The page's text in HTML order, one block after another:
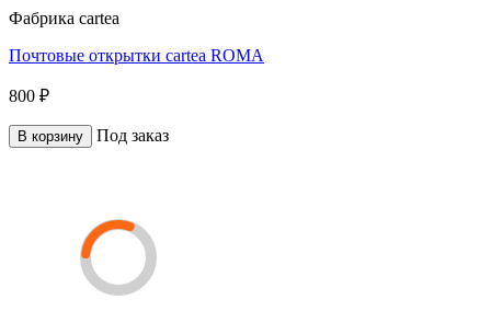
Фабрика cartea
Почтовые открытки cartea ROMA
800 ₽
В корзину Под заказ